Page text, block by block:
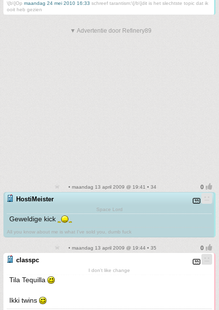
\[b\]Op maandag 24 mei 2010 16:33 schreef tarantism:\[/b\]dit is het slechtste topic dat ik
ooit heb gezien
▼ Advertentie door Refinery89
• maandag 13 april 2009 @ 19:41 • 34
HostiMeister
Space Lord
Geweldige kick
All you know about me is what I've sold you, dumb fuck
• maandag 13 april 2009 @ 19:44 • 35
classpc
I don't like change
Tila Tequilla
Ikki twins